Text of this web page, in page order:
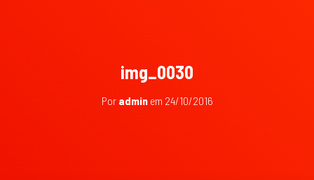
img_0030
Por adminem 24/10/2016